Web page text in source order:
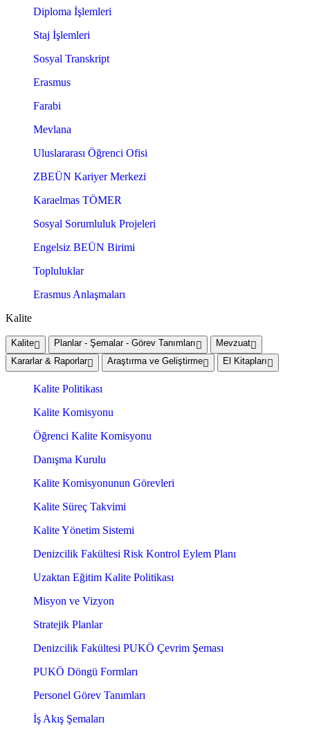
Diploma İşlemleri
Staj İşlemleri
Sosyal Transkript
Erasmus
Farabi
Mevlana
Uluslararası Öğrenci Ofisi
ZBEÜN Kariyer Merkezi
Karaelmas TÖMER
Sosyal Sorumluluk Projeleri
Engelsiz BEÜN Birimi
Topluluklar
Erasmus Anlaşmaları
Kalite
Kalite Planlar - Şemalar - Görev Tanımları
Mevzuat
Kararlar & Raporlar
Araştırma ve Geliştirme El Kitapları
Kalite Politikası
Kalite Komisyonu
Öğrenci Kalite Komisyonu
Danışma Kurulu
Kalite Komisyonunun Görevleri
Kalite Süreç Takvimi
Kalite Yönetim Sistemi
Denizcilik Fakültesi Risk Kontrol Eylem Planı
Uzaktan Eğitim Kalite Politikası
Misyon ve Vizyon
Stratejik Planlar
Denizcilik Fakültesi PUKÖ Çevrim Şeması
PUKÖ Döngü Formları
Personel Görev Tanımları
İş Akış Şemaları